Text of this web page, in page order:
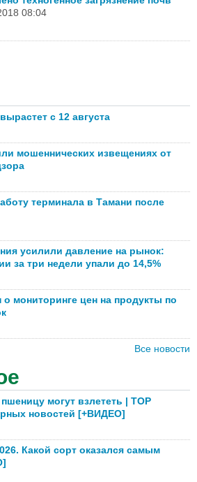
08:04
с 12 августа
мошеннических извещениях от
терминала в Тамани после
усилили давление на рынок:
за три недели упали до 14,5%
о мониторинге цен на продукты по
Все новости
могут взлететь | TOP
новостей [+ВИДЕО]
Какой сорт оказался самым